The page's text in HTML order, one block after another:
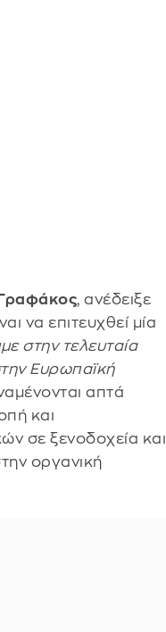
, ανέδειξε
να επιτευχθεί μία
στην τελευταία
Ευρωπαϊκή
απτά
και
σε ξενοδοχεία και
οργανική